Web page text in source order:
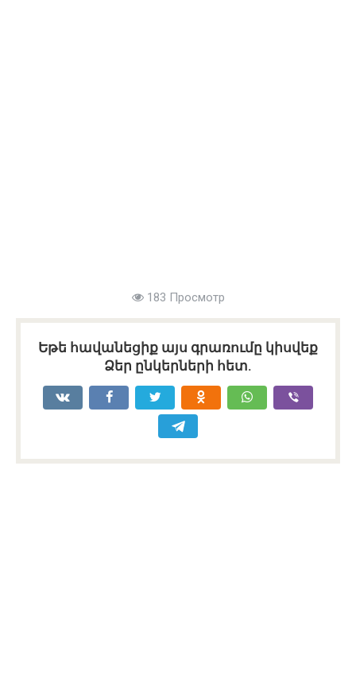
183 Просмотр
Եթե հավանեցիք այս գրառումը կիսվեք
Ձեր ընկերների հետ.